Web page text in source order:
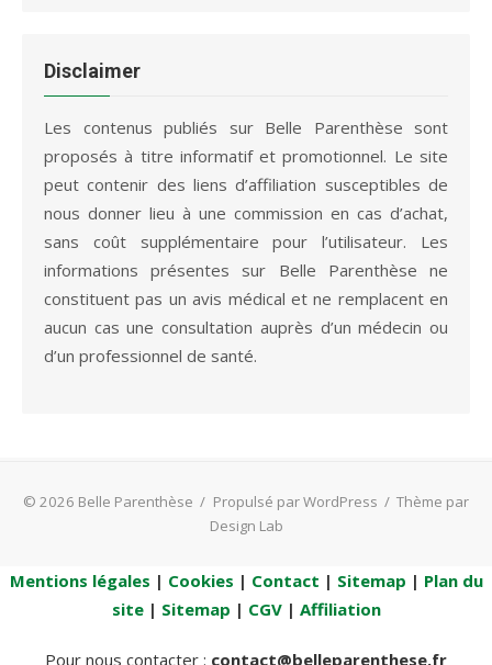
84,95 €.
Disclaimer
Les contenus publiés sur Belle Parenthèse sont
proposés à titre informatif et promotionnel. Le site
peut contenir des liens d’affiliation susceptibles de
nous donner lieu à une commission en cas d’achat,
sans coût supplémentaire pour l’utilisateur. Les
informations présentes sur Belle Parenthèse ne
constituent pas un avis médical et ne remplacent en
aucun cas une consultation auprès d’un médecin ou
d’un professionnel de santé.
© 2026 Belle Parenthèse / Propulsé par WordPress / Thème par
Design Lab
Mentions légales | Cookies | Contact | Sitemap | Plan du
site| Sitemap | CGV| Affiliation
Pour nous contacter : contact@belleparenthese.fr